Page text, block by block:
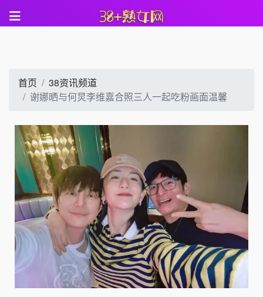
首页
38资讯频道
谢娜晒与何炅李维嘉合照三人一起吃粉画面温馨